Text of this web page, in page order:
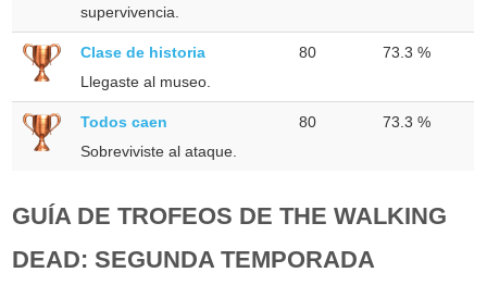
supervivencia.
Clase de historia
Llegaste al museo.
80 73.3 %
Todos caen
Sobreviviste al ataque.
80 73.3 %
GUÍA DE TROFEOS DE THE WALKING
DEAD: SEGUNDA TEMPORADA